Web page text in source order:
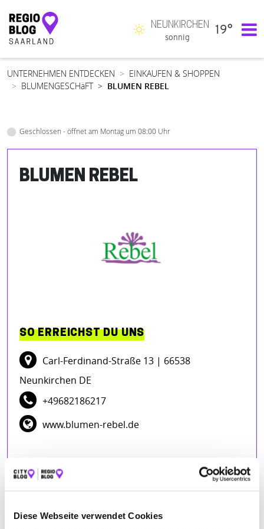
Diese Webseite verwendet Cookies
Hauptnavigation
NEUNKIRCHEN
sonnig
19°
UNTERNEHMEN ENTDECKEN
EINKAUFEN & SHOPPEN
BLUMENGESCHäFT
BLUMEN REBEL
Geschlossen - öffnet am Montag um 08:00 Uhr
BLUMEN REBEL
SO ERREICHST DU UNS
Carl-Ferdinand-Straße 13 | 66538
Neunkirchen DE
+49682186217
www.blumen-rebel.de
ÖFFNUNGSZEITEN
Dienstag
08:00 - 12:00, 13:00 - 17:00